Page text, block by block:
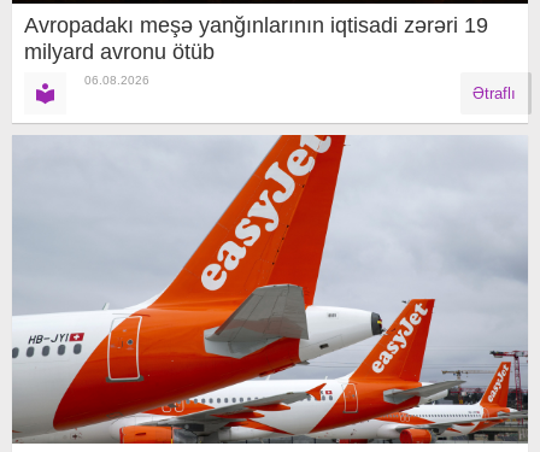
Avropadakı meşə yanğınlarının iqtisadi zərəri 19
milyard avronu ötüb
06.08.2026
Ətraflı